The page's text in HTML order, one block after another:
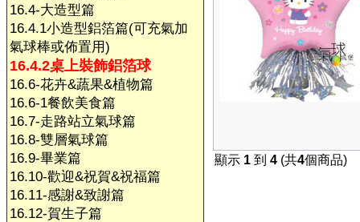
16.4-大造型篇
16.4.1小造型鋁箔篇(可充氣加
氣球棒或佈置用)
16.4.2桌上裝飾鋁箔球
16.6-花卉&蔬果&植物篇
16.6-1餐飲美食篇
16.7-走路站立氣球篇
16.8-雙層氣球篇
16.9-畢業篇
16.10-歡迎&祝賀&祝福篇
16.11-感謝&致謝篇
16.12-賀生子篇
顯示 1 到 4 (共4個商品)